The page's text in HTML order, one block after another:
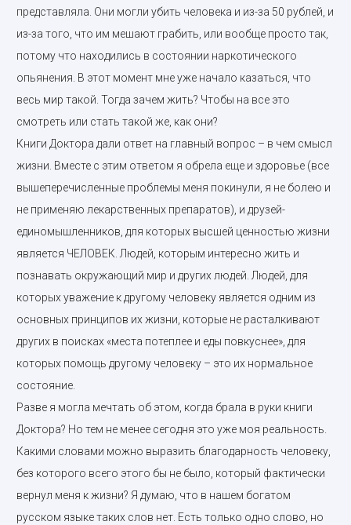
представляла. Они могли убить человека и из-за 50 рублей, и
из-за того, что им мешают грабить, или вообще просто так,
потому что находились в состоянии наркотического
опьянения. В этот момент мне уже начало казаться, что
весь мир такой. Тогда зачем жить? Чтобы на все это
смотреть или стать такой же, как они?
Книги Доктора дали ответ на главный вопрос – в чем смысл
жизни. Вместе с этим ответом я обрела еще и здоровье (все
вышеперечисленные проблемы меня покинули, я не болею и
не применяю лекарственных препаратов), и друзей-
единомышленников, для которых высшей ценностью жизни
является ЧЕЛОВЕК. Людей, которым интересно жить и
познавать окружающий мир и других людей. Людей, для
которых уважение к другому человеку является одним из
основных принципов их жизни, которые не расталкивают
других в поисках «места потеплее и еды повкуснее», для
которых помощь другому человеку – это их нормальное
состояние.
Разве я могла мечтать об этом, когда брала в руки книги
Доктора? Но тем не менее сегодня это уже моя реальность.
Какими словами можно выразить благодарность человеку,
без которого всего этого бы не было, который фактически
вернул меня к жизни? Я думаю, что в нашем богатом
русском языке таких слов нет. Есть только одно слово, но